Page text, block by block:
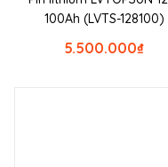
100Ah (LVTS-128100)
₫
5.500.000